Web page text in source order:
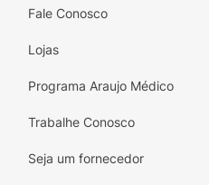
Fale Conosco
Lojas
Programa Araujo Médico
Trabalhe Conosco
Seja um fornecedor